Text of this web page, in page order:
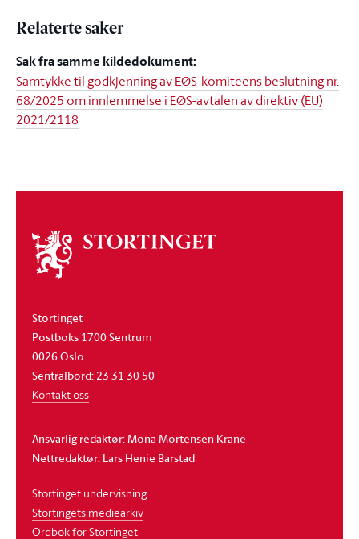
Relaterte saker
Sak fra samme kildedokument:
Samtykke til godkjenning av EØS-komiteens beslutning nr.
68/2025 om innlemmelse i EØS-avtalen av direktiv (EU)
2021/2118
Om
stortinget
Stortinget
Postboks 1700 Sentrum
0026 Oslo
Sentralbord: 23 31 30 50
Kontakt oss
Ansvarlig redaktør: Mona Mortensen Krane
Nettredaktør: Lars Henie Barstad
Stortinget undervisning
Stortingets mediearkiv
Ordbok for Stortinget